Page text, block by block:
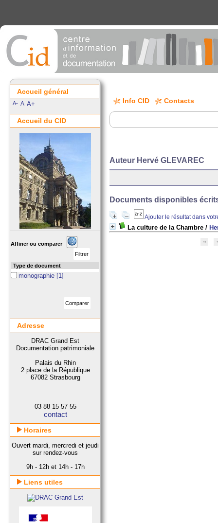
Info CID Contacts
Auteur Hervé GLEVAREC
Documents disponibles
Ajouter le résultat dans
La culture de la Chambre /
Accueil général
A- A A+
Accueil du CID
Affiner ou comparer
Type de document
monographie [1]
Adresse
DRAC Grand Est
Documentation patrimoniale
Palais du Rhin
2 place de la République
67082 Strasbourg
03 88 15 57 55
contact
Horaires
Ouvert mardi, mercredi et jeudi
sur rendez-vous
9h - 12h et 14h - 17h
Liens utiles